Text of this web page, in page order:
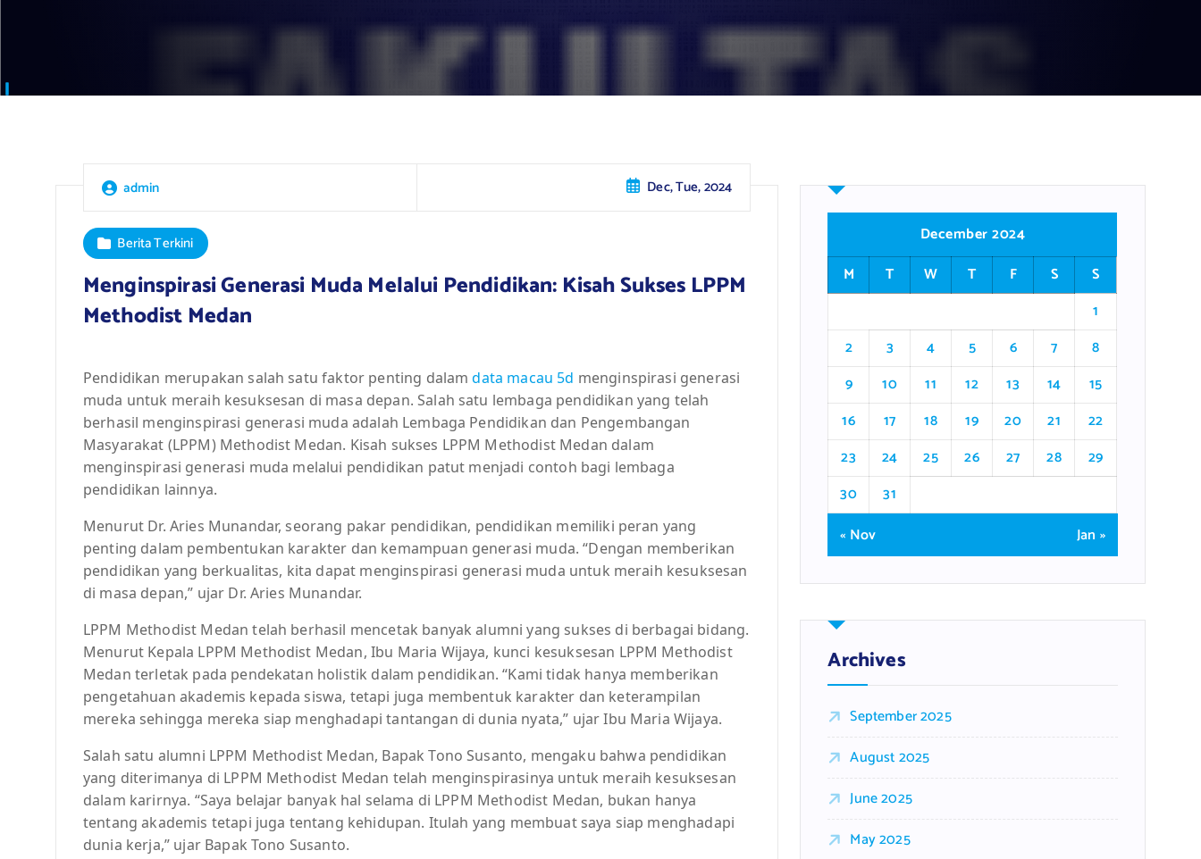
admin Dec, Tue, 2024
Berita Terkini
Menginspirasi Generasi Muda Melalui Pendidikan: Kisah Sukses LPPM
Methodist Medan
Pendidikan merupakan salah satu faktor penting dalamdata macau 5d menginspirasi generasi
muda untuk meraih kesuksesan di masa depan. Salah satu lembaga pendidikan yang telah
berhasil menginspirasi generasi muda adalah Lembaga Pendidikan dan Pengembangan
Masyarakat (LPPM) Methodist Medan. Kisah sukses LPPM Methodist Medan dalam
menginspirasi generasi muda melalui pendidikan patut menjadi contoh bagi lembaga
pendidikan lainnya.
Menurut Dr. Aries Munandar, seorang pakar pendidikan, pendidikan memiliki peran yang
penting dalam pembentukan karakter dan kemampuan generasi muda. “Dengan memberikan
pendidikan yang berkualitas, kita dapat menginspirasi generasi muda untuk meraih kesuksesan
di masa depan,” ujar Dr. Aries Munandar.
LPPM Methodist Medan telah berhasil mencetak banyak alumni yang sukses di berbagai bidang.
Menurut Kepala LPPM Methodist Medan, Ibu Maria Wijaya, kunci kesuksesan LPPM Methodist
Medan terletak pada pendekatan holistik dalam pendidikan. “Kami tidak hanya memberikan
pengetahuan akademis kepada siswa, tetapi juga membentuk karakter dan keterampilan
mereka sehingga mereka siap menghadapi tantangan di dunia nyata,” ujar Ibu Maria Wijaya.
Salah satu alumni LPPM Methodist Medan, Bapak Tono Susanto, mengaku bahwa pendidikan
yang diterimanya di LPPM Methodist Medan telah menginspirasinya untuk meraih kesuksesan
dalam karirnya. “Saya belajar banyak hal selama di LPPM Methodist Medan, bukan hanya
tentang akademis tetapi juga tentang kehidupan. Itulah yang membuat saya siap menghadapi
dunia kerja,” ujar Bapak Tono Susanto.
December 2024
M
T W T F S
S
1
2
3 4 5 6 7
8
9
10 11 12 13 14
15
16
17 18 19 20 21
22
23
24 25 26 27 28
29
30
31
« Nov
Jan »
Archives
September 2025
August 2025
June 2025
May 2025